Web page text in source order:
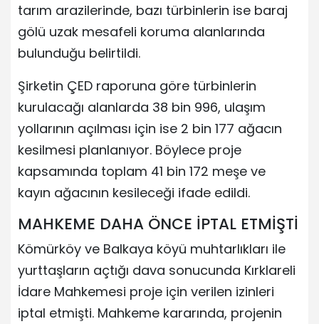
tarım arazilerinde, bazı türbinlerin ise baraj
gölü uzak mesafeli koruma alanlarında
bulunduğu belirtildi.
Şirketin ÇED raporuna göre türbinlerin
kurulacağı alanlarda 38 bin 996, ulaşım
yollarının açılması için ise 2 bin 177 ağacın
kesilmesi planlanıyor. Böylece proje
kapsamında toplam 41 bin 172 meşe ve
kayın ağacının kesileceği ifade edildi.
MAHKEME DAHA ÖNCE İPTAL ETMİŞTİ
Kömürköy ve Balkaya köyü muhtarlıkları ile
yurttaşların açtığı dava sonucunda Kırklareli
İdare Mahkemesi proje için verilen izinleri
iptal etmişti. Mahkeme kararında, projenin